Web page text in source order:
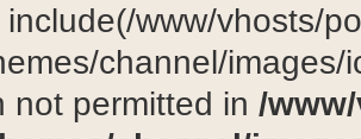
include(/www/vhosts/
channel/
not permitted in /